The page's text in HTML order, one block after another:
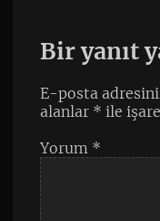
Bir yanıt
E-posta
alanlar * ile
Yorum *